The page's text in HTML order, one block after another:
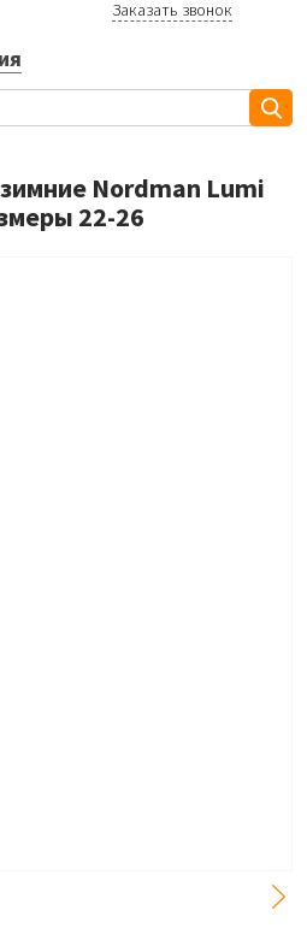
Заказать звонок
Nordman Lumi
22-26